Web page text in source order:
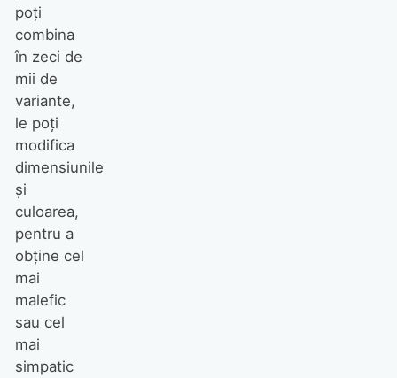
poţi
combina
în zeci de
mii de
variante,
le poţi
modifica
dimensiunile
şi
culoarea,
pentru a
obţine cel
mai
malefic
sau cel
mai
simpatic